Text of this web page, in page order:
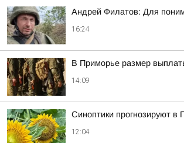
Андрей Филатов: Для
16:24
В Приморье размер
14:09
Синоптики прогнозируют
12:04